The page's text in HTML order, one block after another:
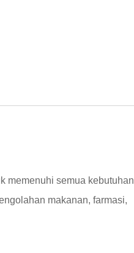
memenuhi semua kebutuhan
makanan, farmasi,